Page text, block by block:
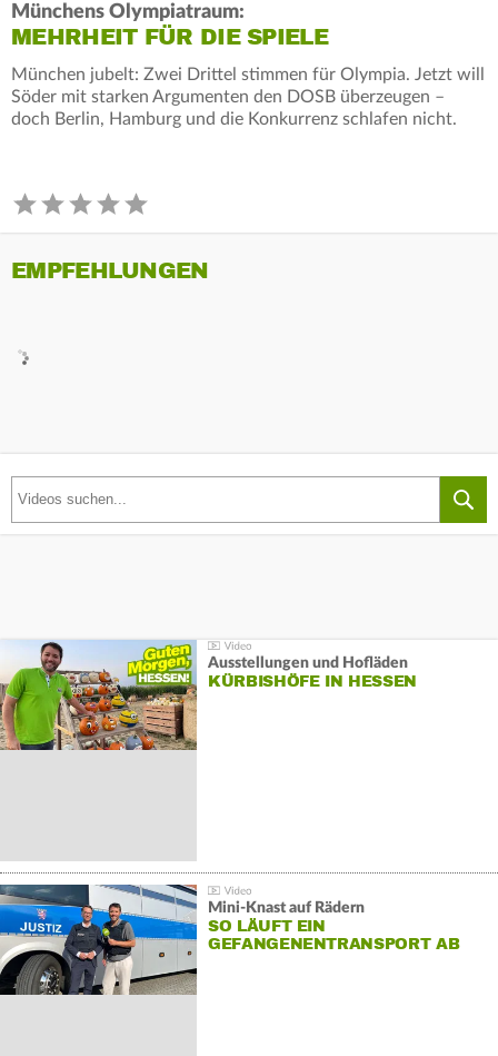
Münchens Olympiatraum:
MEHRHEIT FÜR DIE SPIELE
München jubelt: Zwei Drittel stimmen für Olympia. Jetzt will
Söder mit starken Argumenten den DOSB überzeugen –
doch Berlin, Hamburg und die Konkurrenz schlafen nicht.
EMPFEHLUNGEN
Ausstellungen und Hofläden
KÜRBISHÖFE IN HESSEN
Mini-Knast auf Rädern
SO LÄUFT EIN
GEFANGENENTRANSPORT AB